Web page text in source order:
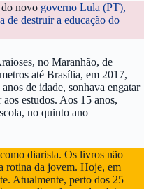
do novo governo Lula (PT),
de destruir a educação do
no Maranhão, de
até Brasília, em 2017,
de idade, sonhava engatar
estudos. Aos 15 anos,
no quinto ano
diarista. Os livros não
rotina da jovem. Hoje, em
Atualmente, perto dos 25